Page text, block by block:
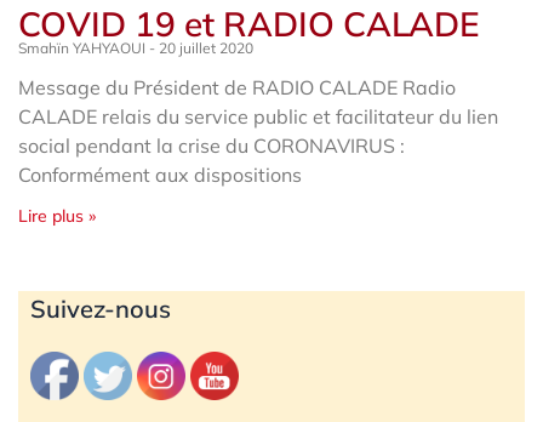
COVID 19 et RADIO CALADE
Smahïn YAHYAOUI 20 juillet 2020
Message du Président de RADIO CALADE Radio
CALADE relais du service public et facilitateur du lien
social pendant la crise du CORONAVIRUS :
Conformément aux dispositions
Lire plus »
Suivez-nous
Archives